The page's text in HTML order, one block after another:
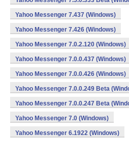
Yahoo Messenger 7.437 (Windows)
Yahoo Messenger 7.426 (Windows)
Yahoo Messenger 7.0.2.120 (Windows)
Yahoo Messenger 7.0.0.437 (Windows)
Yahoo Messenger 7.0.0.426 (Windows)
Yahoo Messenger 7.0.0.249 Beta
Yahoo Messenger 7.0.0.247 Beta
Yahoo Messenger 7.0 (Windows)
Yahoo Messenger 6.1922 (Windows)